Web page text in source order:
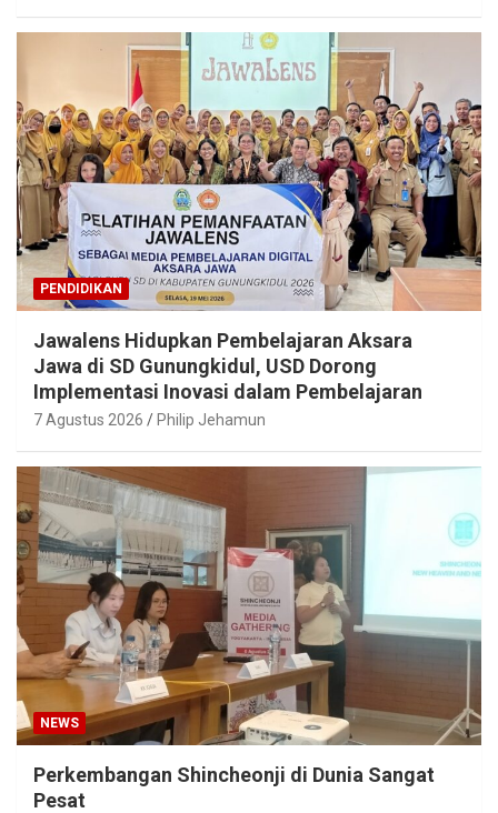
PENDIDIKAN
Jawalens Hidupkan Pembelajaran Aksara
Jawa di SD Gunungkidul, USD Dorong
Implementasi Inovasi dalam Pembelajaran
7 Agustus 2026 Philip Jehamun
NEWS
Perkembangan Shincheonji di Dunia Sangat
Pesat